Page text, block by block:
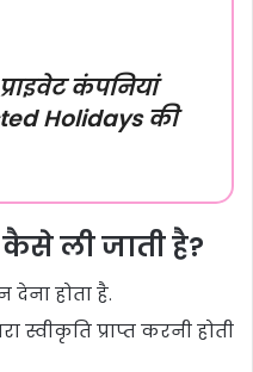
कंपनियां
Holidays की
ली जाती है?
होता है.
स्वीकृति प्राप्त करनी होती